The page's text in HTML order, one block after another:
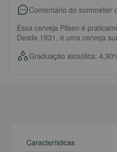
Comentário do sommelier
Essa cerveja Pilsen é
Desde 1931, é uma cerveja
Graduação alcoólica:
Características